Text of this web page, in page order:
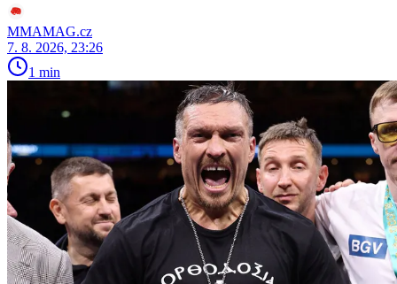
MMAMAG.cz
7. 8. 2026, 23:26
1 min